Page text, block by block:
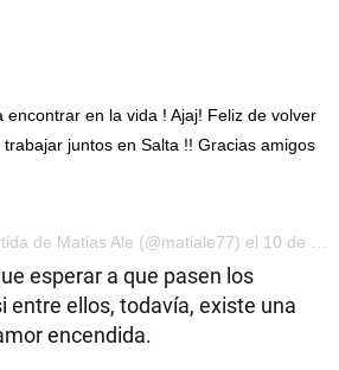
encontrar en la vida ! Ajaj! Feliz de volver
juntos en Salta !! Gracias amigos
esperar a que pasen los
entre ellos, todavía, existe una
encendida.